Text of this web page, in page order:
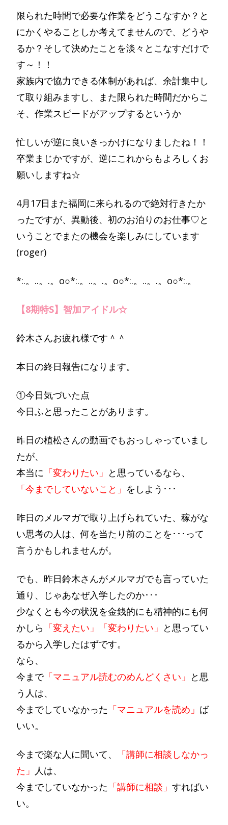
限られた時間で必要な作業をどうこなすか？と
にかくやることしか考えてませんので、どうや
るか？そして決めたことを淡々とこなすだけで
す～！！
家族内で協力できる体制があれば、余計集中し
て取り組みますし、また限られた時間だからこ
そ、作業スピードがアップするというか
忙しいが逆に良いきっかけになりましたね！！
卒業まじかですが、逆にこれからもよろしくお
願いしますね☆
4月17日また福岡に来られるので絶対行きたか
ったですが、異動後、初のお泊りのお仕事♡と
いうことでまたの機会を楽しみにしています
(roger)
*:.。..。.。o○*:.。..。.。o○*:.。..。.。o○*:.。
【8期特S】智加アイドル☆
鈴木さんお疲れ様です＾＾
本日の終日報告になります。
①今日気づいた点
今日ふと思ったことがあります。
昨日の植松さんの動画でもおっしゃっていまし
たが、
本当に 「変わりたい」 と思っているなら、
「今までしていないこと」 をしよう･･･
昨日のメルマガで取り上げられていた、稼がな
い思考の人は、何を当たり前のことを･･･って
言うかもしれませんが。
でも、昨日鈴木さんがメルマガでも言っていた
通り、じゃあなぜ入学したのか･･･
少なくとも今の状況を金銭的にも精神的にも何
かしら 「変えたい」「変わりたい」 と思ってい
るから入学したはずです。
なら、
今まで「マニュアル読むのめんどくさい」 と思
う人は、
今までしていなかった 「マニュアルを読め」 ば
いい。
今まで楽な人に聞いて、
「講師に相談しなかっ
た」 人は、
今までしていなかった 「講師に相談」 すればい
い。